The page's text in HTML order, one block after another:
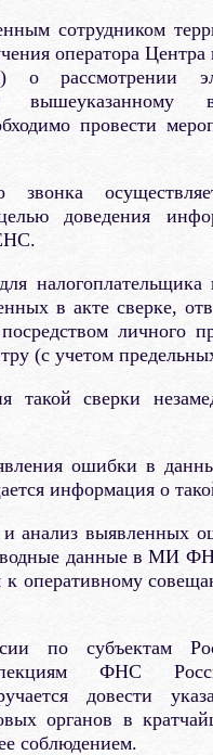
сотрудником
оператора
рассмотрении
вышеуказанному
провести
звонка
доведения
в акте сверке,
личного
(с учетом
такой сверки
ошибки в
информация о
и анализ выявленных
сводные данные в МИ
к оперативному
по субъектам
ФНС
довести
органов в
соблюдением.